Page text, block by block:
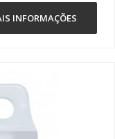
INFORMAÇÕES